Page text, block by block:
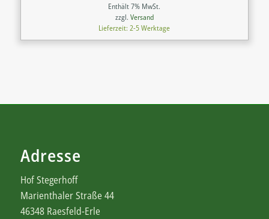
Enthält 7% MwSt.
zzgl. Versand
Lieferzeit: 2-5 Werktage
Adresse
Hof Stegerhoff
Marienthaler Straße 44
46348 Raesfeld-Erle